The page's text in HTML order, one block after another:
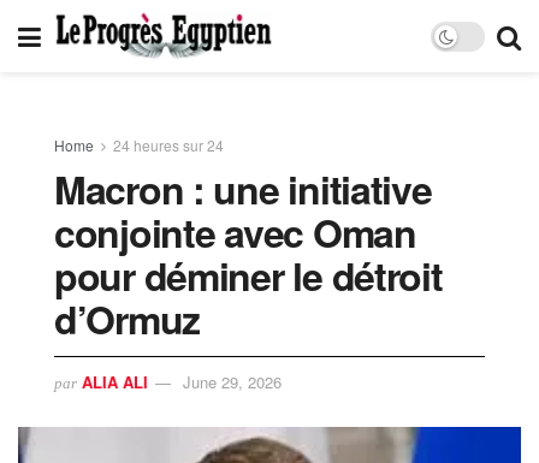
Home 24 heures sur 24
Macron : une initiative
conjointe avec Oman
pour déminer le détroit
d’Ormuz
par ALIA ALI June 29, 2026